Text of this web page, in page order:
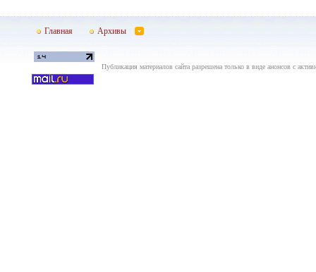
Главная Архивы
Публикация материалов сайта разрешена только в виде анонсов с